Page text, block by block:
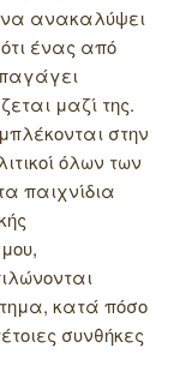
να ανακαλύψει
ότι ένας από
μαζί της.
στην
όλων των
παιχνίδια
κατά πόσο
συνθήκες